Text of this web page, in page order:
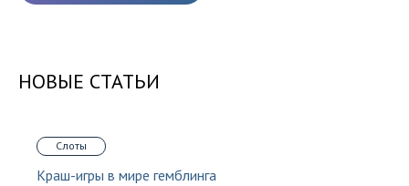
НОВЫЕ СТАТЬИ
Слоты
Краш-игры в мире гемблинга